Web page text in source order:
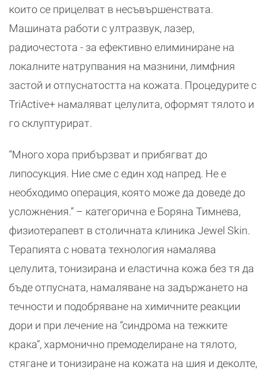
които се прицелват в несъвършенствата.
Машината работи с ултразвук, лазер,
радиочестота - за ефективно елиминиране на
локалните натрупвания на мазнини, лимфния
застой и отпуснатостта на кожата. Процедурите с
TriActive+ намаляват целулита, оформят тялото и
го склуптурират.
“Много хора прибързват и прибягват до
липосукция. Ние сме с един ход напред. Не е
необходимо операция, която може да доведе до
усложнения.” – категорична е Боряна Тимнева,
физиотерапевт в столичната клиника Jewel Skin.
Терапията с новата технология намалява
целулита, тонизирана и еластична кожа без тя да
бъде отпусната, намаляване на задържането на
течности и подобряване на химичните реакции
дори и при лечение на “синдрома на тежките
крака”, хармонично премоделиране на тялото,
стягане и тонизиране на кожата на шия и деколте,